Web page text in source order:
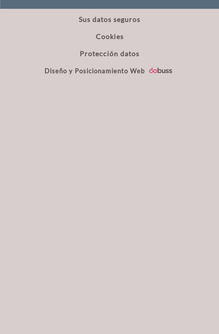
Sus datos seguros
Cookies
Protección datos
Diseño y Posicionamiento Web